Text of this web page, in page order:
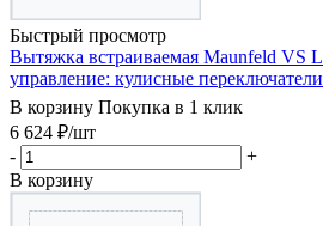
Быстрый просмотр
Вытяжка встраиваемая Maunfeld VS
управление: кулисные
В корзину Покупка в 1 клик
6 624 ₽/шт
-
+
В корзину